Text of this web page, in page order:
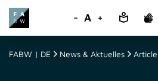
- A +
FABW | DE News & Aktuelles Article